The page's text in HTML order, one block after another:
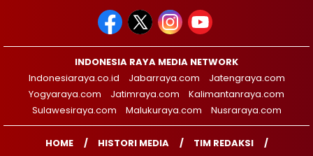
INDONESIA RAYA MEDIA NETWORK
Indonesiaraya.co.id
Jabarraya.com
Jatengraya.com
Yogyaraya.com
Jatimraya.com
Kalimantanraya.com
Sulawesiraya.com
Malukuraya.com Nusraraya.com
HOME HISTORI MEDIA
TIM REDAKSI